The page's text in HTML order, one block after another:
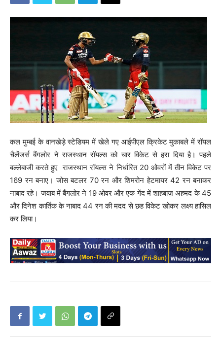
कल मुम्बई के वानखेड़े स्टेडियम में खेले गए आईपीएल क्रिकेट मुकाबले में रॉयल
चैलेंजर्स बैंगलोर ने राजस्थान रॉयल्स को चार विकेट से हरा दिया है। पहले
बल्लेबाजी करते हुए राजस्थान रॉयल्स ने निर्धारित 20 ओवरों में तीन विकेट पर
169 रन बनाए। जोस बटलर 70 रन और शिमरोन हेटमायर 42 रन बनाकर
नाबाद रहे। जवाब में बैंगलोर ने 19 ओवर और एक गेंद में शाहबाज़ अहमद के 45
और दिनेश कार्तिक के नाबाद 44 रन की मदद से छह विकेट खोकर लक्ष्य हासिल
कर लिया।